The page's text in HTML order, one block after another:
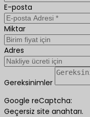
E-posta
Miktar
Adres
Gereksinimler
Google reCaptcha:
Geçersiz site anahtarı.